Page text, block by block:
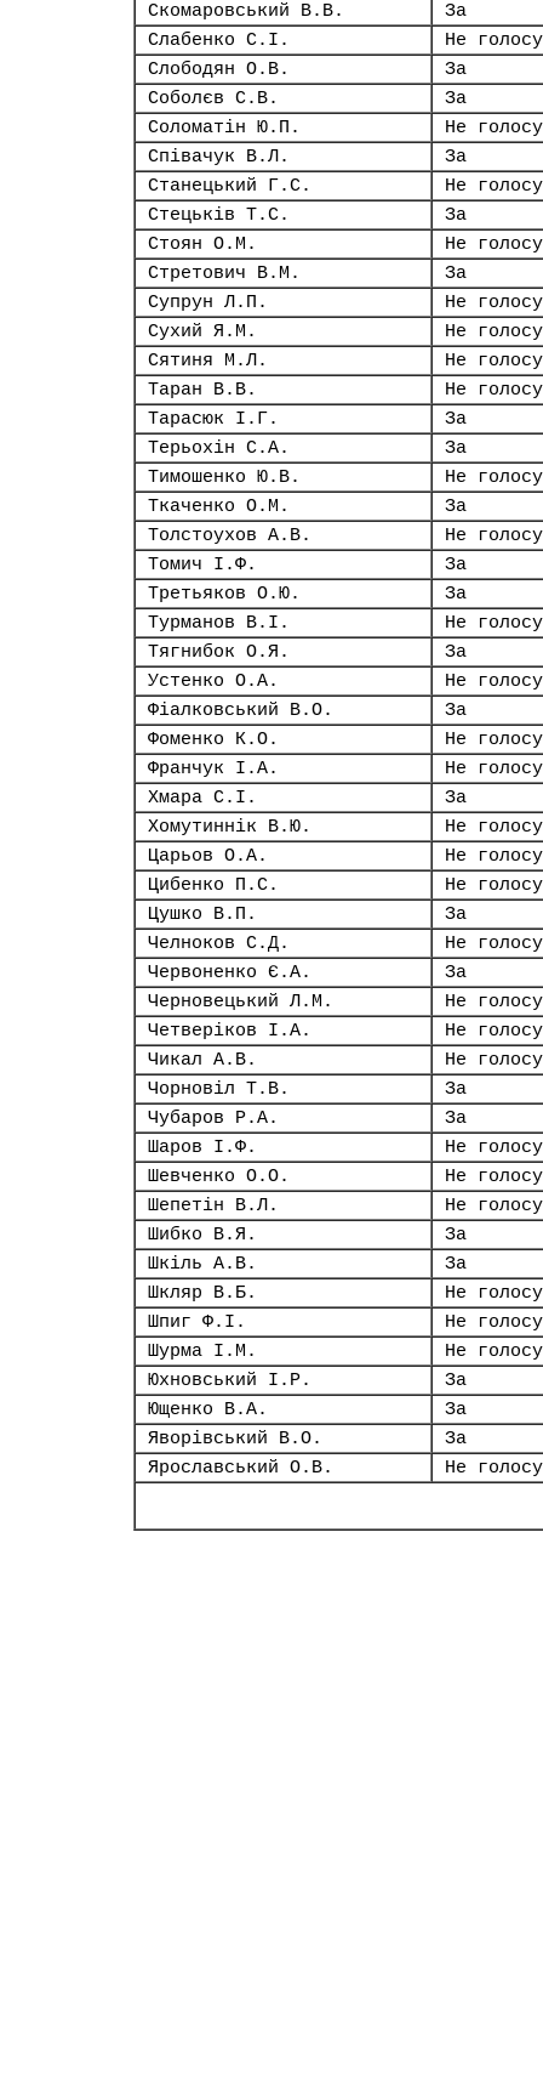
Скомаровський В.В.
За
Слабенко С.І.
Не
Слободян О.В.
За
Соболєв С.В.
За
Соломатін Ю.П.
Не
Співачук В.Л.
За
Станецький Г.С.
Не
Стецьків Т.С.
За
Стоян О.М.
Не
Стретович В.М.
За
Супрун Л.П.
Не
Сухий Я.М.
Не
Сятиня М.Л.
Не
Таран В.В.
Не
Тарасюк І.Г.
За
Терьохін С.А.
За
Тимошенко Ю.В.
Не
Ткаченко О.М.
За
Толстоухов А.В.
Не
Томич І.Ф.
За
Третьяков О.Ю.
За
Турманов В.І.
Не
Тягнибок О.Я.
За
Устенко О.А.
Не
Фіалковський В.О.
За
Фоменко К.О.
Не
Франчук І.А.
Не
Хмара С.І.
За
Хомутиннік В.Ю.
Не
Царьов О.А.
Не
Цибенко П.С.
Не
Цушко В.П.
За
Челноков С.Д.
Не
Червоненко Є.А.
За
Черновецький Л.М.
Не
Четверіков І.А.
Не
Чикал А.В.
Не
Чорновіл Т.В.
За
Чубаров Р.А.
За
Шаров І.Ф.
Не
Шевченко О.О.
Не
Шепетін В.Л.
Не
Шибко В.Я.
За
Шкіль А.В.
За
Шкляр В.Б.
Не
Шпиг Ф.І.
Не
Шурма І.М.
Не
Юхновський І.Р.
За
Ющенко В.А.
За
Яворівський В.О.
За
Ярославський О.В.
Не